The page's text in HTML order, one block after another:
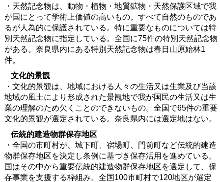
・天然記念物は、動物・植物・地質鉱物・天然保護区域で我
が国にとって学術上価値の高いもの。すべて自然のものであ
るが人為的に保護されている。特に重要なものについては特
別天然記念物に指定している。全国に75件の特別天然記念物
がある。奈良県内にある特別天然記念物は春日山原始林1
件。
文化的景観
・文化的景観は、地域における人々の生活又は生業及び当該
地域の風土により形成された景観地で我が国民の生活又は生
業の理解のため欠くことのできないもの。全国で65件の重要
文化的景観が選定されている。奈良県内には選定地はない。
伝統的建造物群保存地区
・全国の市町村が、城下町、宿場町、門前町など伝統的建造
物群保存地区を決定し条例に基づき保存活用を進めている。
国はその中から重要伝統的建造物群保存地区を選定して、保
存事業を支援する枠組み。全国100市町村で120地区が選定